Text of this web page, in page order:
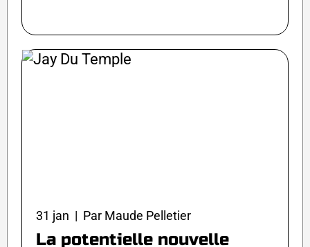
31 jan | Par Maude Pelletier
La potentielle nouvelle